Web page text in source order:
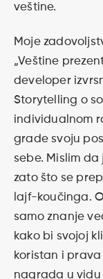
veštine.
Moje
„Veštine
developer
Storytelling o
individualnom
grade svoju
sebe. Mislim
zato što se
lajf-koučinga.
samo znanje
kako bi svojoj
koristan i
nagrada u